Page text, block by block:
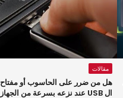
مقالات
هل من ضرر على الحاسوب أو مفتاح
ال USB عند نزعه بسرعة من الجهاز